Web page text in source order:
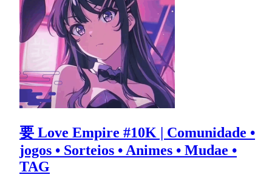
要 Love Empire #10K | Comunidade •
jogos • Sorteios • Animes • Mudae •
TAG